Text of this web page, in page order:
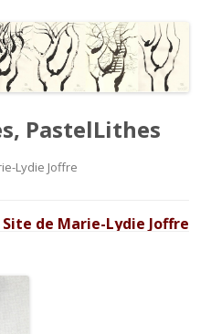
PastelLithes
Lydie Joffre
principal
Site de Marie-Lydie Joffre